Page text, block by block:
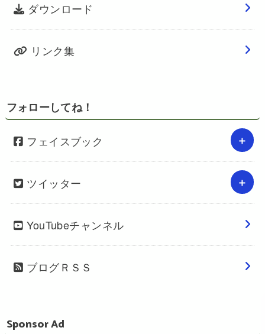
ダウンロード
リンク集
フォローしてね！
フェイスブック
ツイッター
YouTubeチャンネル
ブログＲＳＳ
Sponsor Ad